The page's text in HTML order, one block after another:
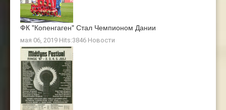
ФК "Копенгаген" Стал Чемпионом Дании
мая 06, 2019 Hits:3846 Новости